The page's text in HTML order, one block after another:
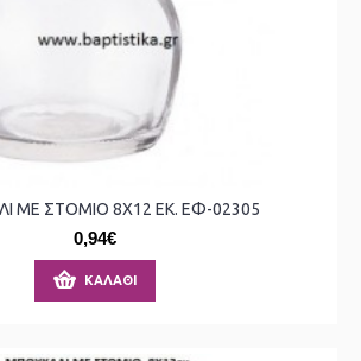
ΜΕ ΣΤΟΜΙΟ 8X12 ΕΚ. ΕΦ-02305
0,94€
ΚΑΛΆΘΙ